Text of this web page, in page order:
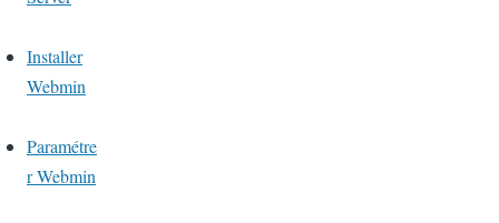
Installer
Webmin
Paramétre
r Webmin